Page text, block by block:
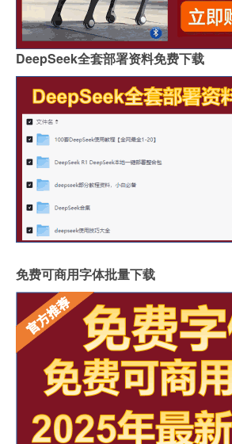
DeepSeek全套部署资料免费下载
免费可商用字体批量下载